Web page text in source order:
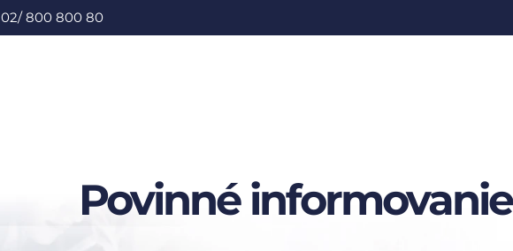
02/ 800 800 80
Povinné informovanie